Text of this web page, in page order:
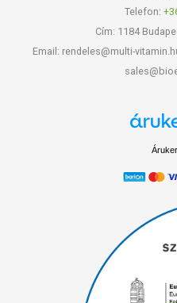
Telefon:
Cím: 1184
Email: rendeles@multi-